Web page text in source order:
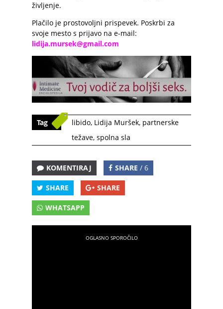
življenje.
Plačilo je prostovoljni prispevek. Poskrbi za
svoje mesto s prijavo na e-mail:
lidija.mursek@gmail.com
Tag libido, Lidija Muršek, partnerske
težave, spolna sla
KOMENTIRAJ SHARE / 6
SHARE SHARE
WHATSAPP